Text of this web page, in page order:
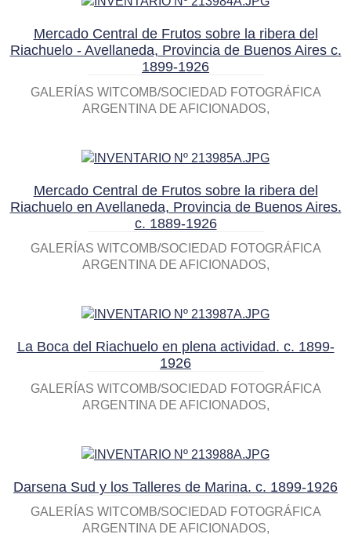
Mercado Central de Frutos sobre la ribera del
Riachuelo - Avellaneda, Provincia de Buenos Aires c.
1899-1926
GALERÍAS WITCOMB/SOCIEDAD FOTOGRÁFICA
ARGENTINA DE AFICIONADOS
Mercado Central de Frutos sobre la ribera del
Riachuelo en Avellaneda, Provincia de Buenos Aires.
c. 1889-1926
GALERÍAS WITCOMB/SOCIEDAD FOTOGRÁFICA
ARGENTINA DE AFICIONADOS
La Boca del Riachuelo en plena actividad. c. 1899-
1926
GALERÍAS WITCOMB/SOCIEDAD FOTOGRÁFICA
ARGENTINA DE AFICIONADOS
Darsena Sud y los Talleres de Marina. c. 1899-1926
GALERÍAS WITCOMB/SOCIEDAD FOTOGRÁFICA
ARGENTINA DE AFICIONADOS